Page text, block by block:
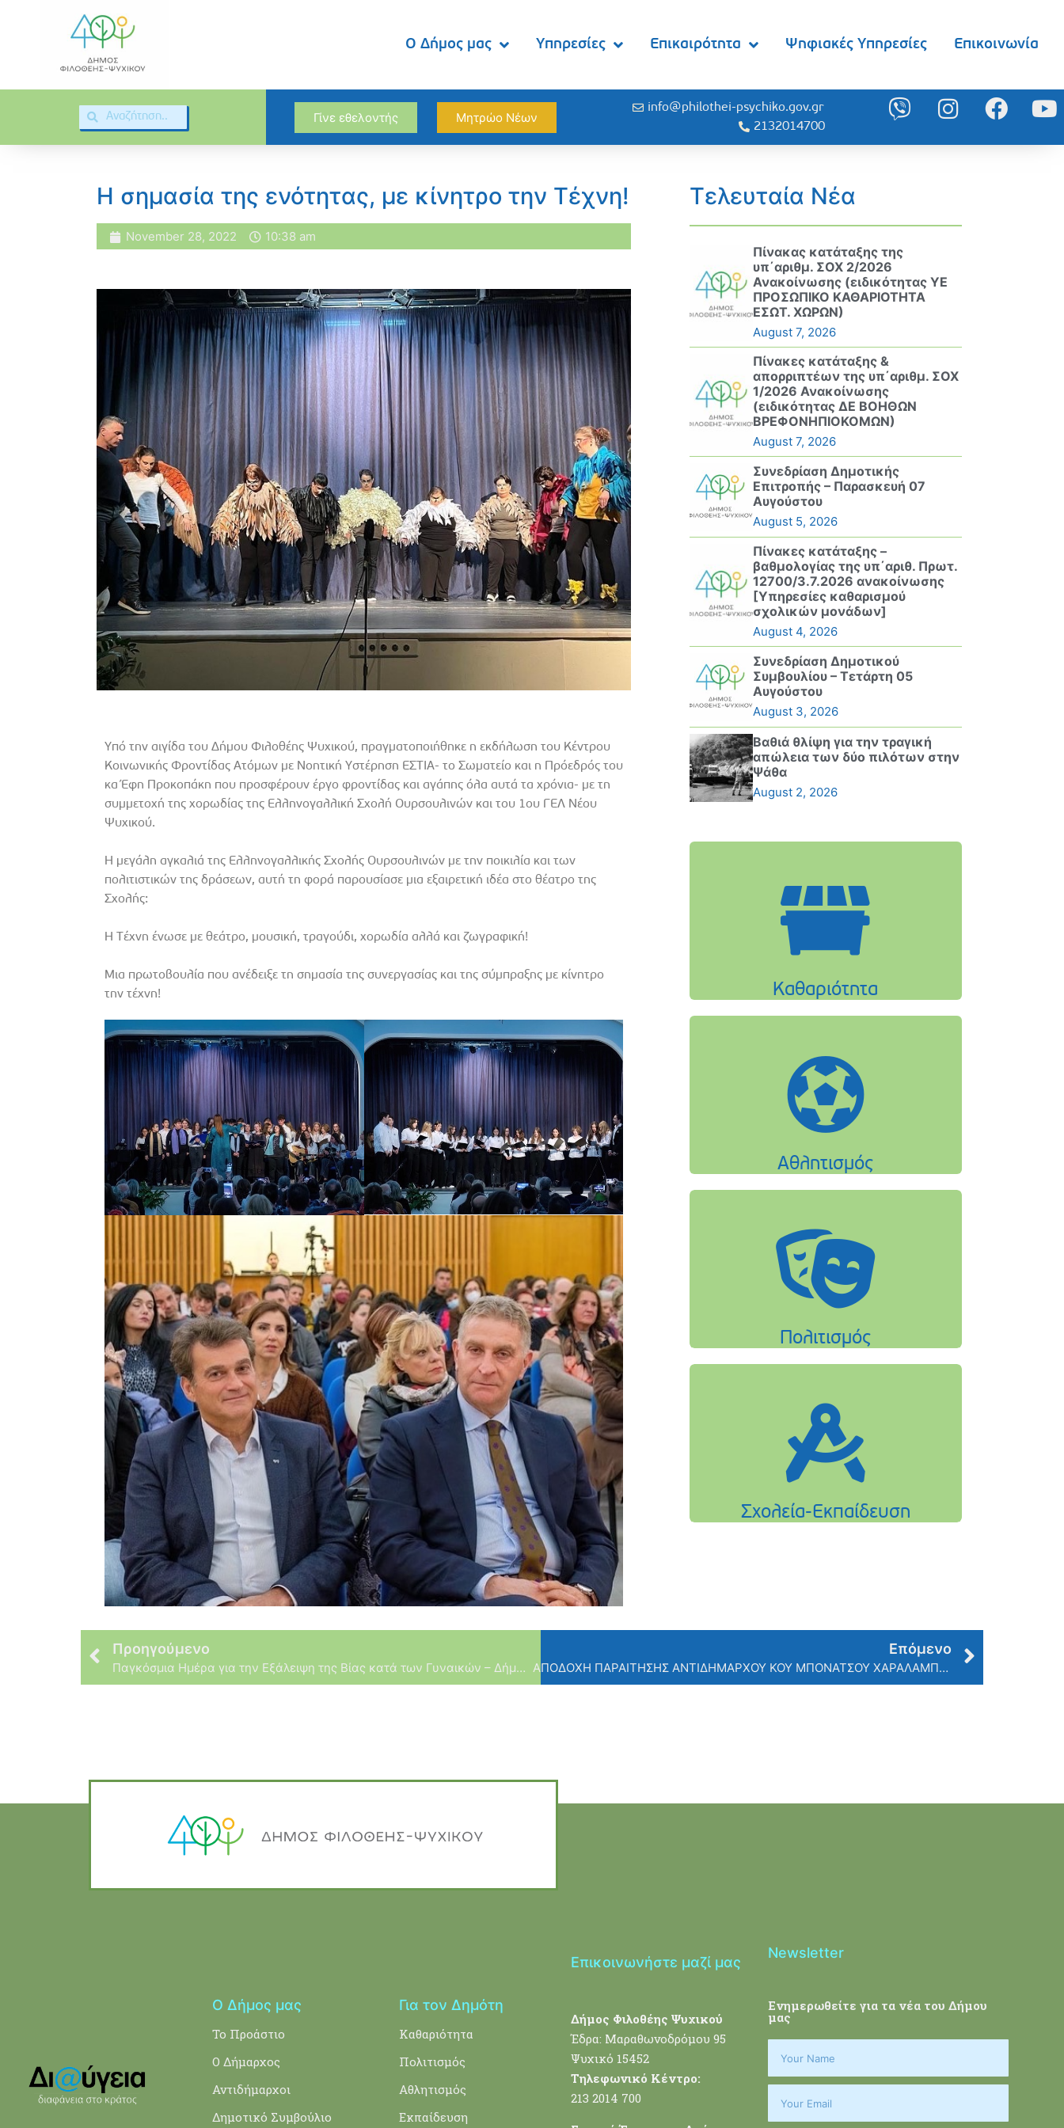
Ο Δήμος μας Υπηρεσίες Επικαιρότητα Ψηφιακές Υπηρεσίες Επικοινωνία
Γίνε εθελοντής Μητρώο Νέων
info@philothei-psychiko.gov.gr
2132014700
Η σημασία της ενότητας, με κίνητρο την Τέχνη!
November 28, 2022 10:38 am
Υπό την αιγίδα του Δήμου Φιλοθέης Ψυχικού, πραγματοποιήθηκε η εκδήλωση του Κέντρου
Κοινωνικής Φροντίδας Ατόμων με Νοητική Υστέρηση EΣΤΙΑ- το Σωματείο και η Πρόεδρός του
κα Έφη Προκοπάκη που προσφέρουν έργο φροντίδας και αγάπης όλα αυτά τα χρόνια- με τη
συμμετοχή της χορωδίας της Eλληνογαλλική Σχολή Ουρσουλινών και του 1ου ΓΕΛ Νέου
Ψυχικού.
Η μεγάλη αγκαλιά της Ελληνογαλλικής Σχολής Ουρσουλινών με την ποικιλία και των
πολιτιστικών της δράσεων, αυτή τη φορά παρουσίασε μια εξαιρετική ιδέα στο θέατρο της
Σχολής:
Η Τέχνη ένωσε με θεάτρο, μουσική, τραγούδι, χορωδία αλλά και ζωγραφική!
Μια πρωτοβουλία που ανέδειξε τη σημασία της συνεργασίας και της σύμπραξης με κίνητρο
την τέχνη!
Τελευταία Νέα
Πίνακας κατάταξης της
υπ΄αριθμ. ΣΟΧ 2/2026
Ανακοίνωσης (ειδικότητας ΥΕ
ΠΡΟΣΩΠΙΚΟ ΚΑΘΑΡΙΟΤΗΤΑ
ΕΣΩΤ. ΧΩΡΩΝ)
August 7, 2026
Πίνακες κατάταξης &
απορριπτέων της υπ΄αριθμ. ΣΟΧ
1/2026 Ανακοίνωσης
(ειδικότητας ΔΕ ΒΟΗΘΩΝ
ΒΡΕΦΟΝΗΠΙΟΚΟΜΩΝ)
August 7, 2026
Συνεδρίαση Δημοτικής
Επιτροπής – Παρασκευή 07
Αυγούστου
August 5, 2026
Πίνακες κατάταξης –
βαθμολογίας της υπ΄αριθ. Πρωτ.
12700/3.7.2026 ανακοίνωσης
[Υπηρεσίες καθαρισμού
σχολικών μονάδων]
August 4, 2026
Συνεδρίαση Δημοτικού
Συμβουλίου – Τετάρτη 05
Αυγούστου
August 3, 2026
Βαθιά θλίψη για την τραγική
απώλεια των δύο πιλότων στην
Ψάθα
August 2, 2026
Προηγούμενο
Παγκόσμια Ημέρα για την Εξάλειψη της Βίας κατά των Γυναικών – Δήμαρχος Φιλοθέης – Ψυχικού Δ. Γαλάνης: «Μηδενική ανοχή στο φαινόμενο της έμφυλης βίας»
Επόμενο
ΑΠΟΔΟΧΗ ΠΑΡΑΙΤΗΣΗΣ ΑΝΤΙΔΗΜΑΡΧΟΥ ΚΟΥ ΜΠΟΝΑΤΣΟΥ ΧΑΡΑΛΑΜΠΟΥ ΚΑΙ ΜΕΤΑΒΙΒΑΣΗ ΤΩΝ ΑΡΜΟΔΙΟΤΗΤΩΝ ΣΤΗΝ ΑΝΤΙΔΗΜΑΡΧΟΥ ΚΑ ΓΚΙΖΕΛΗ ΑΛΙΚΗ
Ο Δήμος μας
Το Προάστιο
Ο Δήμαρχος
Αντιδήμαρχοι
Δημοτικό Συμβούλιο
Για τον Δημότη
Καθαριότητα
Πολιτισμός
Αθλητισμός
Εκπαίδευση
Επικοινωνήστε μαζί μας
Δήμος Φιλοθέης Ψυχικού
Έδρα: Μαραθωνοδρόμου 95
Ψυχικό 15452
Τηλεφωνικό Κέντρο:
213 2014 700
Newsletter
Ενημερωθείτε για τα νέα του Δήμου
μας